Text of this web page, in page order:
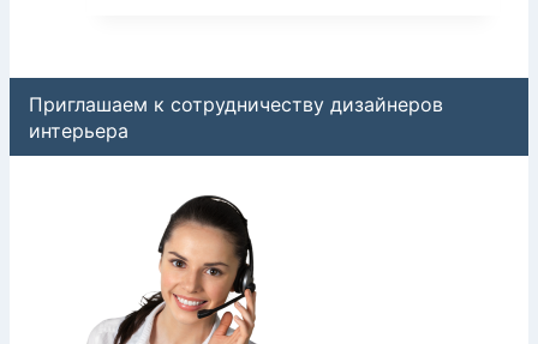
Приглашаем к сотрудничеству дизайнеров
интерьера